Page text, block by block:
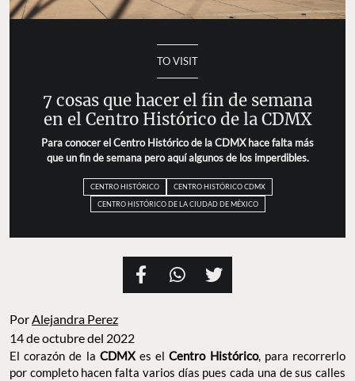
TO VISIT
7 cosas que hacer el fin de semana
en el Centro Histórico de la CDMX
Para conocer el Centro Histórico de la CDMX hace falta más
que un fin de semana pero aquí algunos de los imperdibles.
CENTRO HISTÓRICO
CENTRO HISTÓRICO CDMX
CENTRO HISTÓRICO DE LA CIUDAD DE MÉXICO
PorAlejandra Perez
14 de octubre del 2022
El corazón de la CDMXes el Centro Histórico, para recorrerlo
por completo hacen falta varios días pues cada una de sus calles